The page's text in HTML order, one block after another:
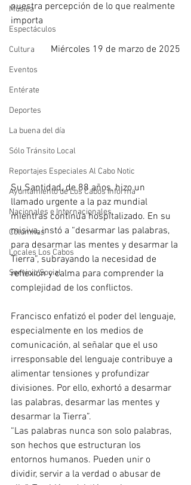
Música
Espectáculos
Cultura
Eventos
Entérate
Deportes
La buena del día
Sólo Tránsito Local
Reportajes Especiales Al Cabo Notic
Ayuntamiento de Los Cabos Informa
Nacionales e Internacionales
Columnas
Locales Los Cabos
Servicio Social
nuestra percepción de lo que realmente
importa
Miércoles 19 de marzo de 2025
Su Santidad, de 88 años, hizo un
llamado urgente a la paz mundial
mientras continúa hospitalizado. En su
misiva, instó a “desarmar las palabras,
para desarmar las mentes y desarmar la
Tierra”, subrayando la necesidad de
reflexión y calma para comprender la
complejidad de los conflictos.
Francisco enfatizó el poder del lenguaje,
especialmente en los medios de
comunicación, al señalar que el uso
irresponsable del lenguaje contribuye a
alimentar tensiones y profundizar
divisiones. Por ello, exhortó a desarmar
las palabras, desarmar las mentes y
desarmar la Tierra”.
“Las palabras nunca son solo palabras,
son hechos que estructuran los
entornos humanos. Pueden unir o
dividir, servir a la verdad o abusar de